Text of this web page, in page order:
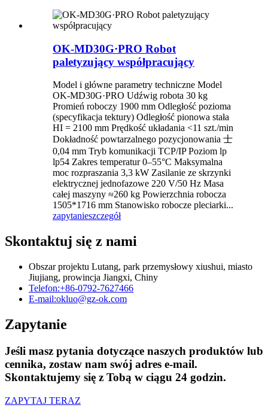
OK-MD30G·PRO Robot
paletyzujący współpracujący
Model i główne parametry techniczne Model
OK-MD30G·PRO Udźwig robota 30 kg
Promień roboczy 1900 mm Odległość pozioma
(specyfikacja tektury) Odległość pionowa stała
HI = 2100 mm Prędkość układania <11 szt./min
Dokładność powtarzalnego pozycjonowania 士
0,04 mm Tryb komunikacji TCP/IP Poziom lp
lp54 Zakres temperatur 0–55°C Maksymalna
moc rozpraszania 3,3 kW Zasilanie ze skrzynki
elektrycznej jednofazowe 220 V/50 Hz Masa
całej maszyny ≈260 kg Powierzchnia robocza
1505*1716 mm Stanowisko robocze pleciarki...
zapytanieszczegół
Skontaktuj się z nami
Obszar projektu Lutang, park przemysłowy xiushui, miasto
Jiujiang, prowincja Jiangxi, Chiny
Telefon:+86-0792-7627466
E-mail:okluo@gz-ok.com
Zapytanie
Jeśli masz pytania dotyczące naszych produktów lub
cennika, zostaw nam swój adres e-mail.
Skontaktujemy się z Tobą w ciągu 24 godzin.
ZAPYTAJ TERAZ